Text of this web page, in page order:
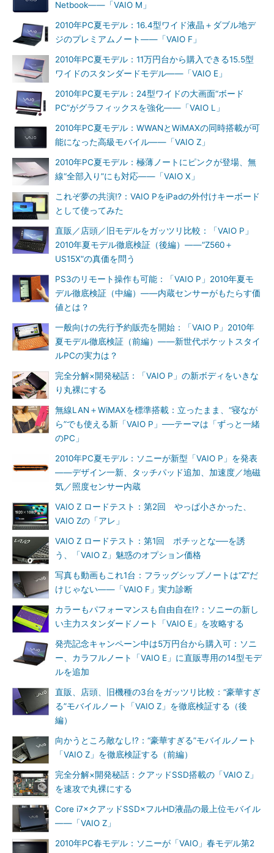
Netbook――「VAIO M」
2010年PC夏モデル：16.4型ワイド液晶＋ダブル地デ
ジのプレミアムノート――「VAIO F」
2010年PC夏モデル：11万円台から購入できる15.5型
ワイドのスタンダードモデル――「VAIO E」
2010年PC夏モデル：24型ワイドの大画面“ボード
PC”がグラフィックスを強化――「VAIO L」
2010年PC夏モデル：WWANとWiMAXの同時搭載が可
能になった高級モバイル――「VAIO Z」
2010年PC夏モデル：極薄ノートにピンクが登場、無
線“全部入り”にも対応――「VAIO X」
これぞ夢の共演!?：VAIO PをiPadの外付けキーボード
として使ってみた
直販／店頭／旧モデルをガッツリ比較：「VAIO P」
2010年夏モデル徹底検証（後編）――“Z560＋
US15X”の真価を問う
PS3のリモート操作も可能：「VAIO P」2010年夏モ
デル徹底検証（中編）――内蔵センサーがもたらす価
値とは？
一般向けの先行予約販売を開始：「VAIO P」2010年
夏モデル徹底検証（前編）――新世代ポケットスタイ
ルPCの実力は？
完全分解×開発秘話：「VAIO P」の新ボディをいきな
り丸裸にする
無線LAN＋WiMAXを標準搭載：立ったまま、“寝なが
ら”でも使える新「VAIO P」──テーマは「ずっと一緒
のPC」
2010年PC夏モデル：ソニーが新型「VAIO P」を発表
――デザイン一新、タッチパッド追加、加速度／地磁
気／照度センサー内蔵
VAIO Z ロードテスト：第2回 やっぱ小さかった、
VAIO Zの「アレ」
VAIO Z ロードテスト：第1回 ポチッとな──を誘
う、「VAIO Z」魅惑のオプション価格
写真も動画もこれ1台：フラッグシップノートは“Z”だ
けじゃない――「VAIO F」実力診断
カラーもパフォーマンスも自由自在!?：ソニーの新し
い主力スタンダードノート「VAIO E」を攻略する
発売記念キャンペーン中は5万円台から購入可：ソニ
ー、カラフルノート「VAIO E」に直販専用の14型モデ
ルを追加
直販、店頭、旧機種の3台をガッツリ比較：“豪華すぎ
る”モバイルノート「VAIO Z」を徹底検証する（後
編）
向かうところ敵なし!?：“豪華すぎる”モバイルノート
「VAIO Z」を徹底検証する（前編）
完全分解×開発秘話：クアッドSSD搭載の「VAIO Z」
を速攻で丸裸にする
Core i7×クアッドSSD×フルHD液晶の最上位モバイル
――「VAIO Z」
2010年PC春モデル：ソニーが「VAIO」春モデル第2